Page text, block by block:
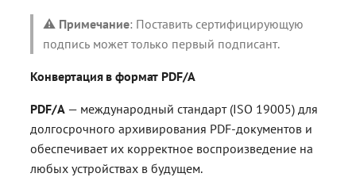
⚠️ Примечание: Поставить сертифицирующую
подпись может только первый подписант.
Конвертация в формат PDF/A
PDF/A — международный стандарт (ISO 19005) для
долгосрочного архивирования PDF-документов и
обеспечивает их корректное воспроизведение на
любых устройствах в будущем.